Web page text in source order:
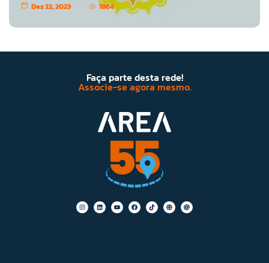
Dez 22, 2023 1864
Faça parte desta rede!
Associe-se agora mesmo.